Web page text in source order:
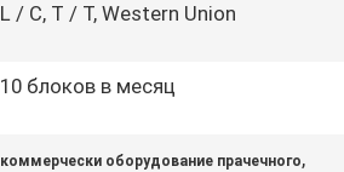
L / C, T / T, Western Union
10 блоков в месяц
коммерчески оборудование прачечного,